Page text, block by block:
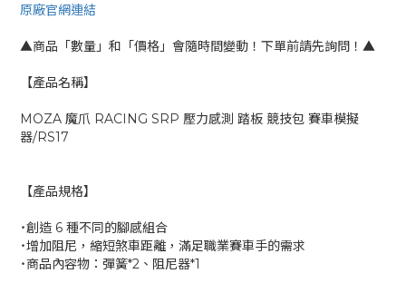
原廠官網連結
▲商品「數量」和「價格」會隨時間變動！下單前請先詢問！▲
【產品名稱】
MOZA 魔爪 RACING SRP 壓力感測 踏板 競技包 賽車模擬
器/RS17
【產品規格】
˙創造 6 種不同的腳感組合
˙增加阻尼，縮短煞車距離，滿足職業賽車手的需求
˙商品內容物：彈簧*2、阻尼器*1